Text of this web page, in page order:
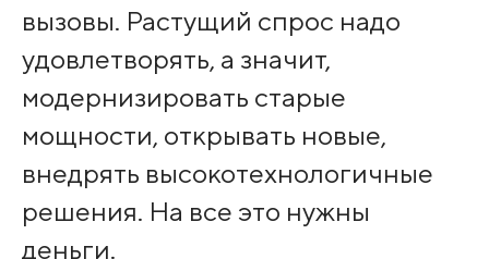
вызовы. Растущий спрос надо
удовлетворять, а значит,
модернизировать старые
мощности, открывать новые,
внедрять высокотехнологичные
решения. На все это нужны
деньги.